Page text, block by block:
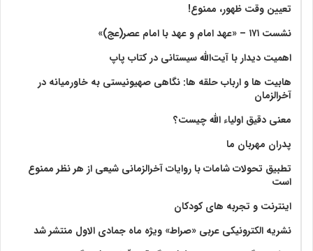
تعیین وقت ظهور، ممنوع!
نشست ۱۷۱ – «عهد امام و عهد با امام عصر(عج)»
اهمیت دیدار با آیت‌الله سیستانی در کتاب پاپ
هابیت ها و ارباب حلقه ها: نگاهی صهیونیستی به خاورمیانه در
آخرالزمان
معنی دقیق اولیاء الله چیست؟
پدران مهربان ما
تطبیق تحولات شامات با روایات آخرالزمانی شیعی از هر نظر ممنوع
است
اینترنت و تجربه های کودکان
نشریه الکترونیکی عربی «صراط» ویژه ماه جمادی الاول منتشر شد